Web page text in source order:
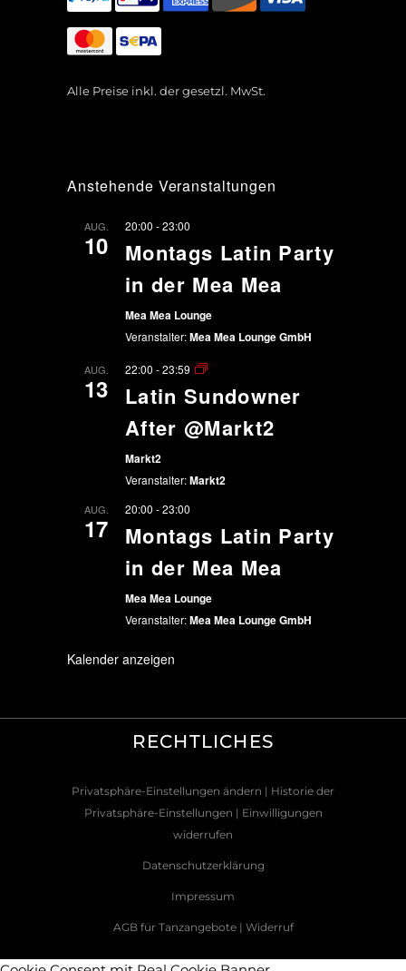
Alle Preise inkl. der gesetzl. MwSt.
Anstehende Veranstaltungen
AUG.
10
20:00 -23:00
Montags Latin Party
in der Mea Mea
Mea Mea Lounge
Veranstalter:Mea Mea Lounge GmbH
AUG.
13
22:00 -23:59
Latin Sundowner
After @Markt2
Markt2
Veranstalter:Markt2
AUG.
17
20:00 -23:00
Montags Latin Party
in der Mea Mea
Mea Mea Lounge
Veranstalter:Mea Mea Lounge GmbH
Kalender anzeigen
RECHTLICHES
Privatsphäre-Einstellungen ändern | Historie der
Privatsphäre-Einstellungen | Einwilligungen
widerrufen
Datenschutzerklärung
Impressum
AGB für Tanzangebote| Widerruf